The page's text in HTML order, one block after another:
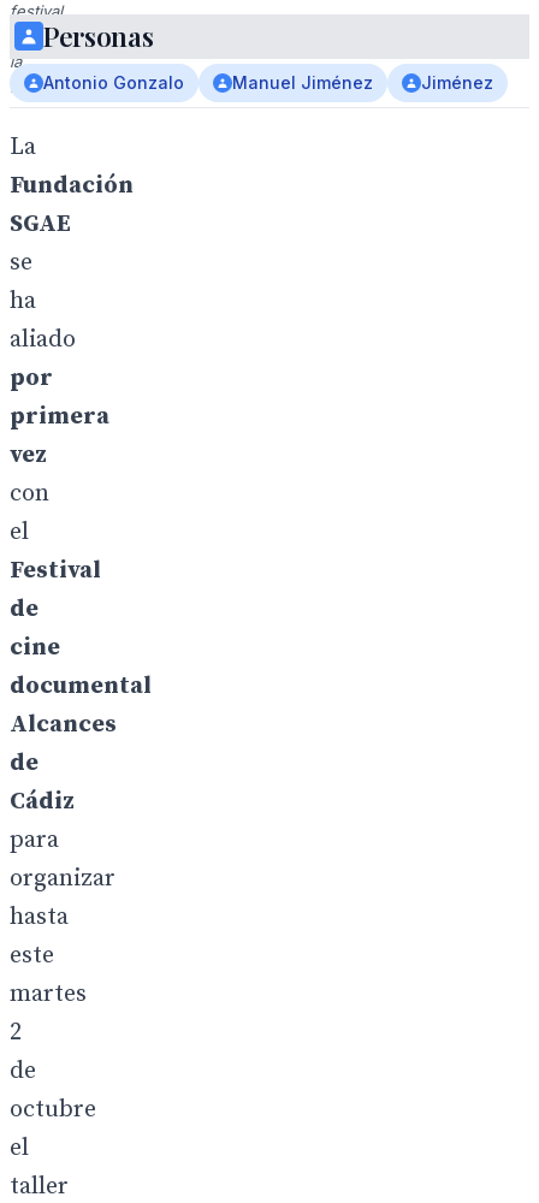
festival
la
fundación.
La
Fundación
SGAE
se
ha
aliado
por
primera
vez
con
el
Festival
de
cine
documental
Alcances
de
Cádiz
para
organizar
hasta
este
martes
2
de
octubre
el
taller
Personas
Antonio Gonzalo Manuel Jiménez Jiménez